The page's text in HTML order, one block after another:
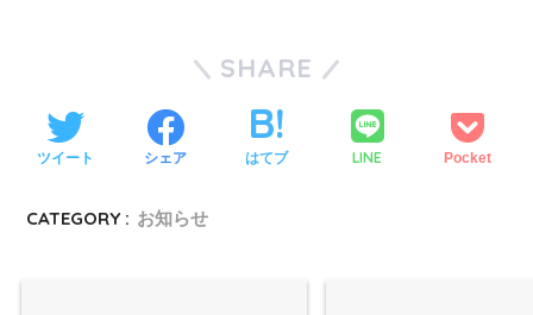
SHARE
ツイート シェア はてブ LINE Pocket
CATEGORY : お知らせ